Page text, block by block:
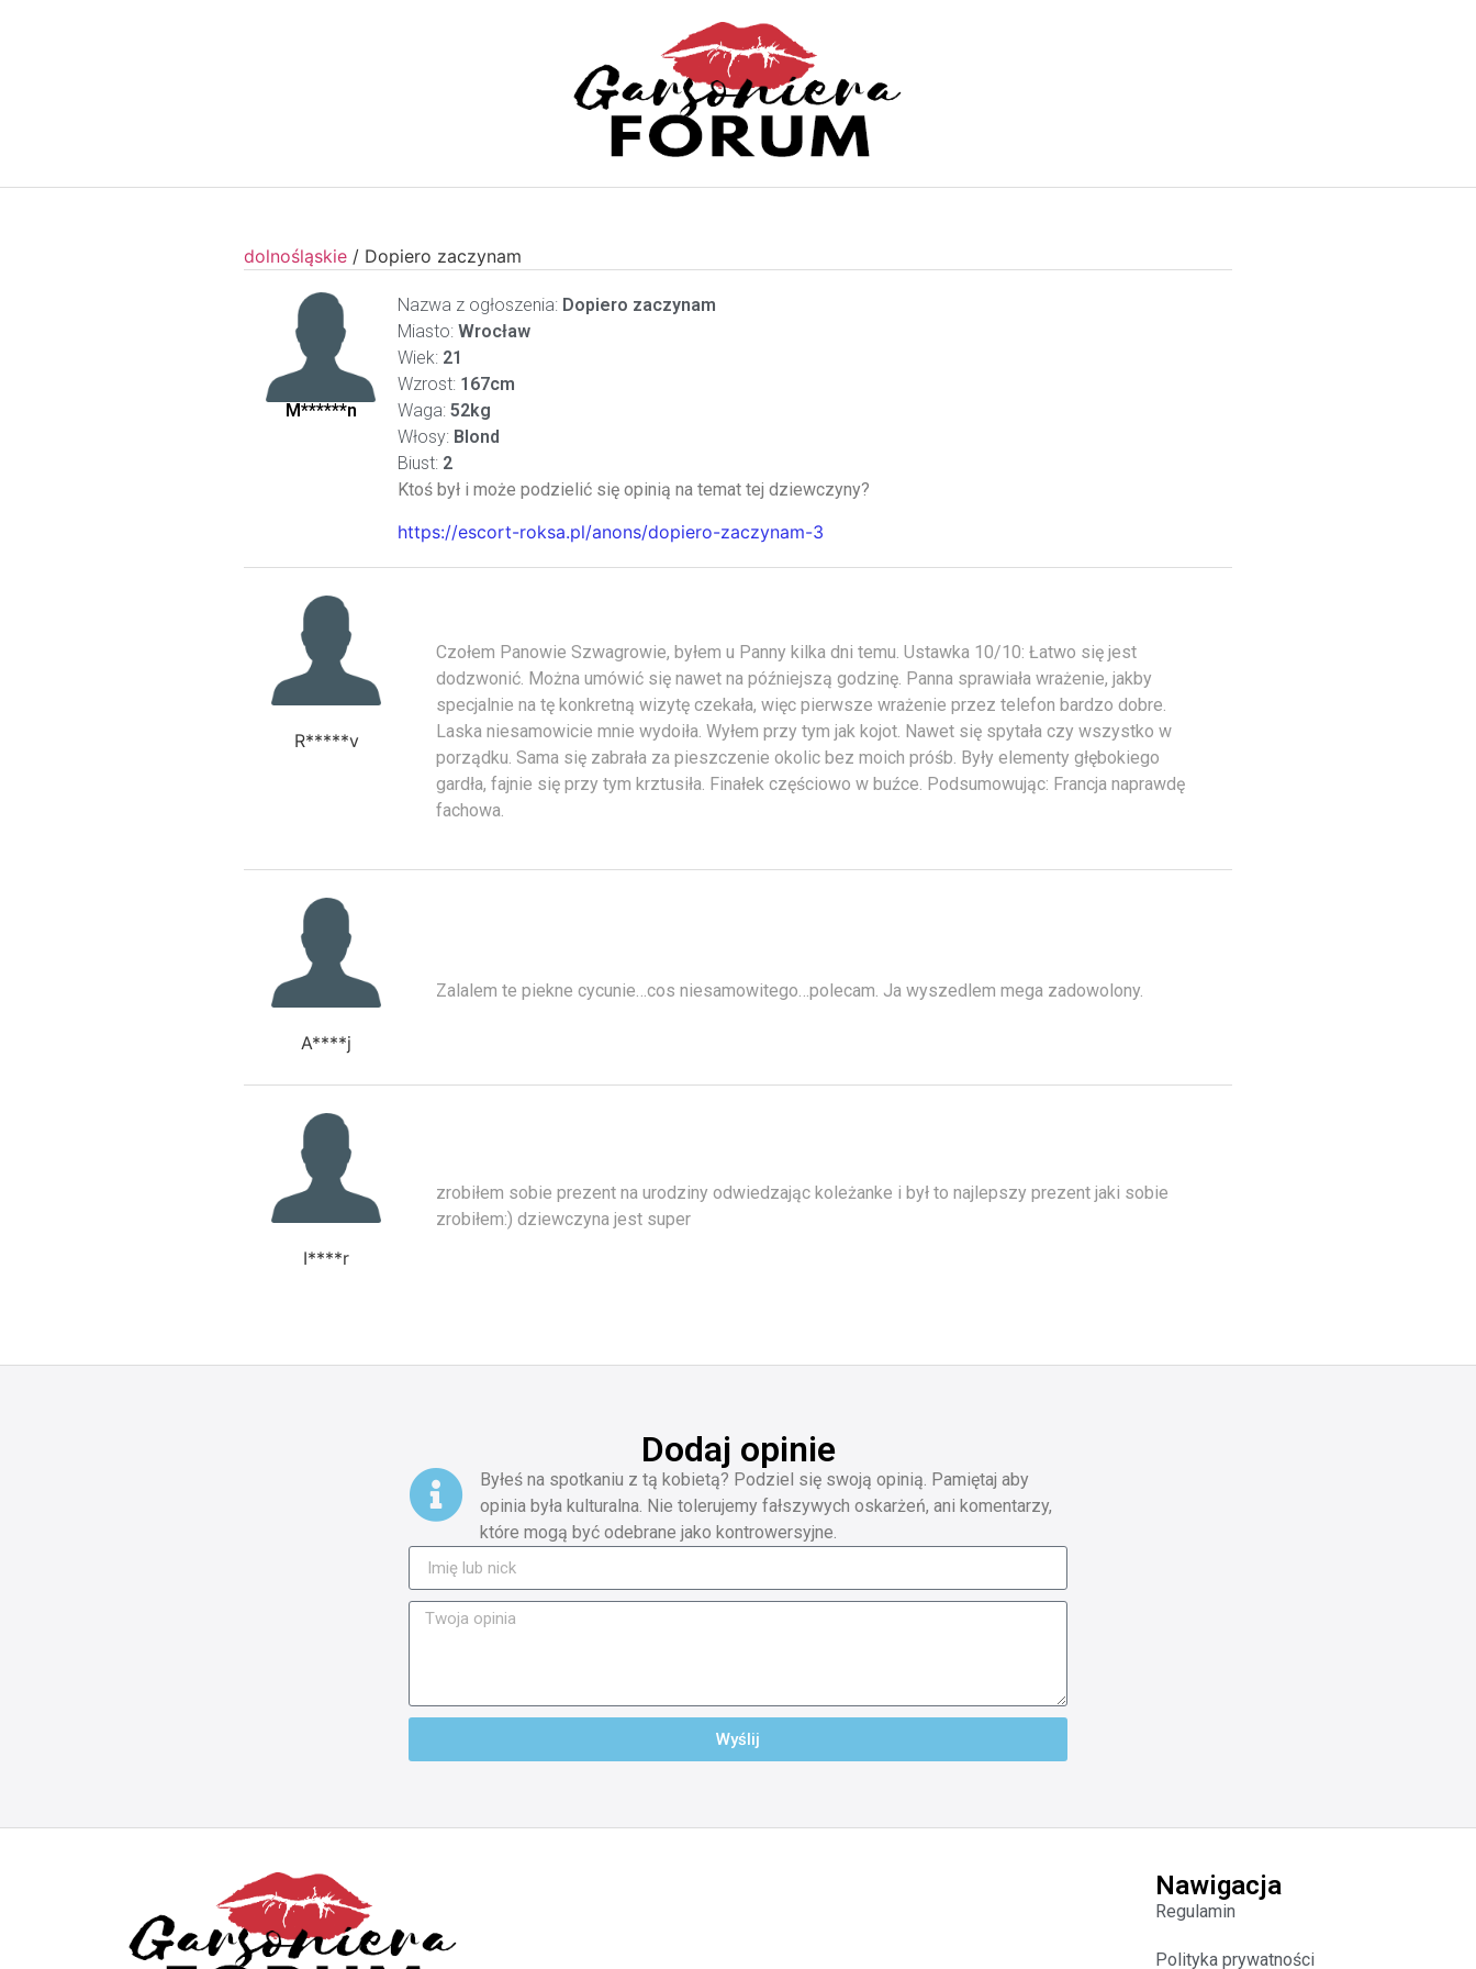
dolnośląskie / Dopiero zaczynam
M******n
Nazwa z ogłoszenia: Dopiero zaczynam
Miasto: Wrocław
Wiek: 21
Wzrost: 167cm
Waga: 52kg
Włosy: Blond
Biust: 2
Ktoś był i może podzielić się opinią na temat tej dziewczyny?
https://escort-roksa.pl/anons/dopiero-zaczynam-3
R*****v
Czołem Panowie Szwagrowie, byłem u Panny kilka dni temu. Ustawka 10/10: Łatwo się jest
dodzwonić. Można umówić się nawet na późniejszą godzinę. Panna sprawiała wrażenie, jakby
specjalnie na tę konkretną wizytę czekała, więc pierwsze wrażenie przez telefon bardzo dobre.
Laska niesamowicie mnie wydoiła. Wyłem przy tym jak kojot. Nawet się spytała czy wszystko w
porządku. Sama się zabrała za pieszczenie okolic bez moich próśb. Były elementy głębokiego
gardła, fajnie się przy tym krztusiła. Finałek częściowo w buźce. Podsumowując: Francja naprawdę
fachowa.
A****j
Zalalem te piekne cycunie…cos niesamowitego…polecam. Ja wyszedlem mega zadowolony.
I****r
zrobiłem sobie prezent na urodziny odwiedzając koleżanke i był to najlepszy prezent jaki sobie
zrobiłem:) dziewczyna jest super
Dodaj opinie
Byłeś na spotkaniu z tą kobietą? Podziel się swoją opinią. Pamiętaj aby
opinia była kulturalna. Nie tolerujemy fałszywych oskarżeń, ani komentarzy,
które mogą być odebrane jako kontrowersyjne.
Wyślij
Nawigacja
Regulamin
Polityka prywatności